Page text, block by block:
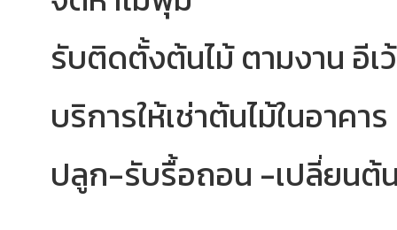
รับติดตั้งต้นไม้ ตามงาน อีเ
บริการให้เช่าต้นไม้ในอาคา
ปลูก-รับรื้อถอน -เปลี่ยนต้น